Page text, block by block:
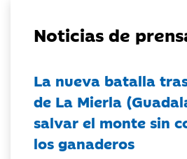
Noticias de
La nueva batalla
de La Mierla
salvar el monte sin
los ganaderos